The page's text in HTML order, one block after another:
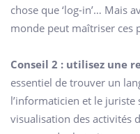
chose que ‘log-in’… Mais
monde peut maîtriser ces
Conseil 2 : utilisez une
essentiel de trouver un
l’informaticien et le
visualisation des activités